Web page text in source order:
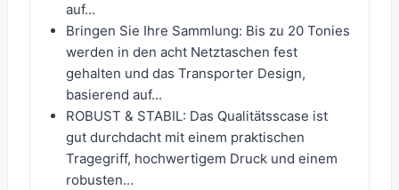
auf...
Bringen Sie Ihre Sammlung: Bis zu 20 Tonies
werden in den acht Netztaschen fest
gehalten und das Transporter Design,
basierend auf...
ROBUST & STABIL: Das Qualitätsscase ist
gut durchdacht mit einem praktischen
Tragegriff, hochwertigem Druck und einem
robusten...